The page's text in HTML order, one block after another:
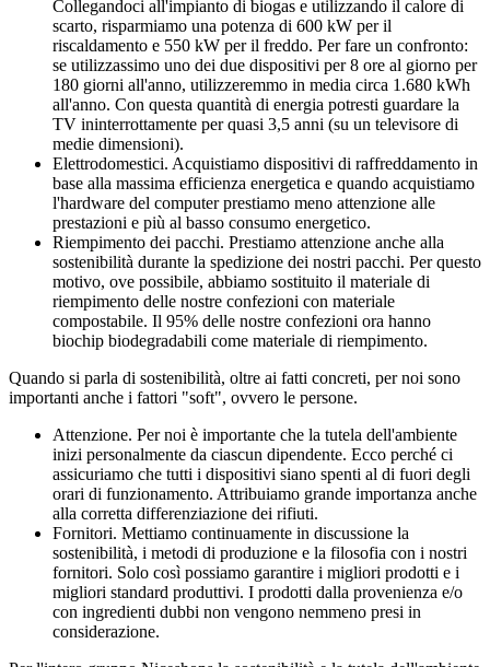
Collegandoci all'impianto di biogas e utilizzando il calore di
scarto, risparmiamo una potenza di 600 kW per il
riscaldamento e 550 kW per il freddo. Per fare un confronto:
se utilizzassimo uno dei due dispositivi per 8 ore al giorno per
180 giorni all'anno, utilizzeremmo in media circa 1.680 kWh
all'anno. Con questa quantità di energia potresti guardare la
TV ininterrottamente per quasi 3,5 anni (su un televisore di
medie dimensioni).
Elettrodomestici. Acquistiamo dispositivi di raffreddamento in
base alla massima efficienza energetica e quando acquistiamo
l'hardware del computer prestiamo meno attenzione alle
prestazioni e più al basso consumo energetico.
Riempimento dei pacchi. Prestiamo attenzione anche alla
sostenibilità durante la spedizione dei nostri pacchi. Per questo
motivo, ove possibile, abbiamo sostituito il materiale di
riempimento delle nostre confezioni con materiale
compostabile. Il 95% delle nostre confezioni ora hanno
biochip biodegradabili come materiale di riempimento.
Quando si parla di sostenibilità, oltre ai fatti concreti, per noi sono
importanti anche i fattori "soft", ovvero le persone.
Attenzione. Per noi è importante che la tutela dell'ambiente
inizi personalmente da ciascun dipendente. Ecco perché ci
assicuriamo che tutti i dispositivi siano spenti al di fuori degli
orari di funzionamento. Attribuiamo grande importanza anche
alla corretta differenziazione dei rifiuti.
Fornitori. Mettiamo continuamente in discussione la
sostenibilità, i metodi di produzione e la filosofia con i nostri
fornitori. Solo così possiamo garantire i migliori prodotti e i
migliori standard produttivi. I prodotti dalla provenienza e/o
con ingredienti dubbi non vengono nemmeno presi in
considerazione.